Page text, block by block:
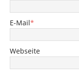
E-Mail*
Webseite